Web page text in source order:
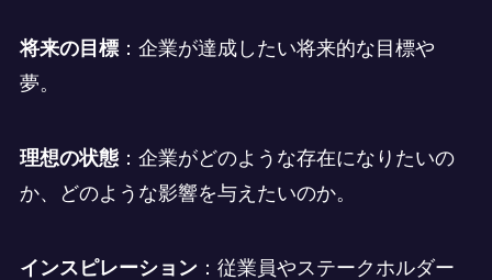
将来の目標：企業が達成したい将来的な目標や
夢。
理想の状態：企業がどのような存在になりたいの
か、どのような影響を与えたいのか。
インスピレーション：従業員やステークホルダー